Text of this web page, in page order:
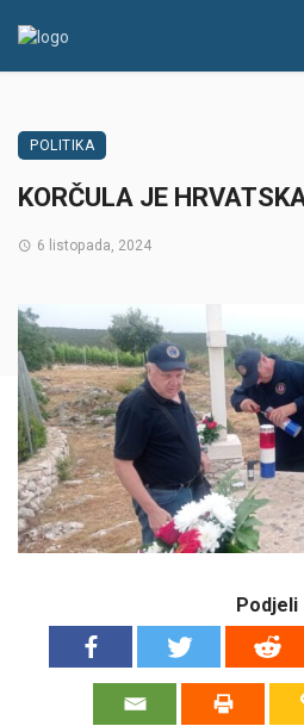
POLITIKA
KORČULA JE
6 listopada, 2024
Podjeli